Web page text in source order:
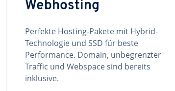
Webhosting
Perfekte Hosting-Pakete mit Hybrid-
Technologie und SSD für beste
Performance. Domain, unbegrenzter
Traffic und Webspace sind bereits
inklusive.